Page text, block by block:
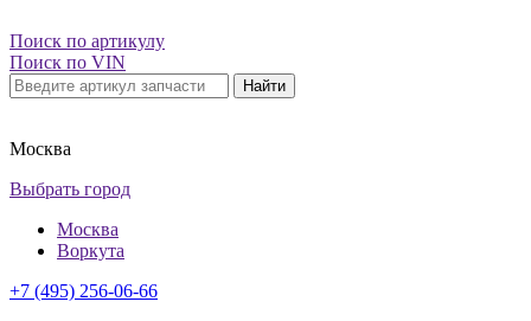
Поиск по артикулу
Поиск по VIN
Найти
Москва
Выбрать город
Москва
Воркута
+7 (495) 256-06-66